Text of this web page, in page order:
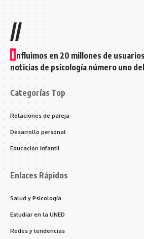
//
I nfluimos en 20 millones de
noticias de psicología número uno
Categorías Top
Relaciones de pareja
Desarrollo personal
Educación infantil
Enlaces Rápidos
Salud y Psicología
Estudiar en la UNED
Redes y tendencias